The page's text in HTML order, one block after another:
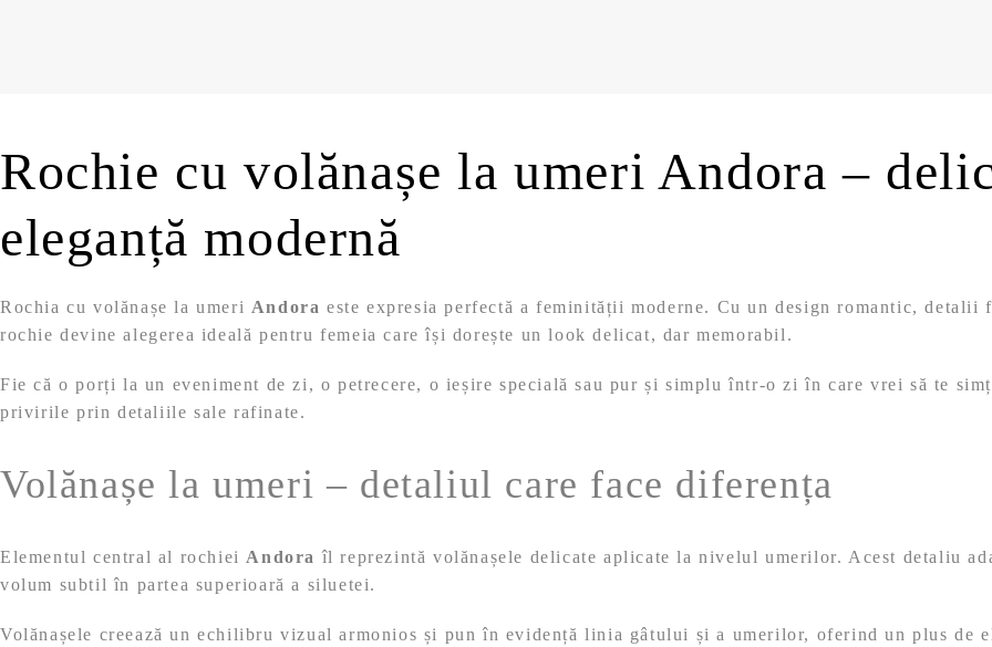
Rochie cu volănașe la umeri Andora –
eleganță modernă
Rochia cu volănașe la umeri Andora este expresia perfectă a feminității moderne. Cu un design romantic, detalii
rochie devine alegerea ideală pentru femeia care își dorește un look delicat, dar memorabil.
Fie că o porți la un eveniment de zi, o petrecere, o ieșire specială sau pur și simplu într-o zi în care vrei să te
privirile prin detaliile sale rafinate.
Volănașe la umeri – detaliul care face diferența
Elementul central al rochiei Andora îl reprezintă volănașele delicate aplicate la nivelul umerilor. Acest detaliu
volum subtil în partea superioară a siluetei.
Volănașele creează un echilibru vizual armonios și pun în evidență linia gâtului și a umerilor, oferind un plus de